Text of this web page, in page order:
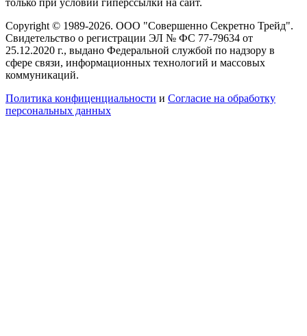
Copyright © 1989-2026. ООО "Совершенно Секретно Трейд".
Свидетельство о регистрации ЭЛ № ФС 77-79634 от
25.12.2020 г., выдано Федеральной службой по надзору в
сфере связи, информационных технологий и массовых
коммуникаций.
Политика конфиценциальности и Согласие на обработку
персональных данных